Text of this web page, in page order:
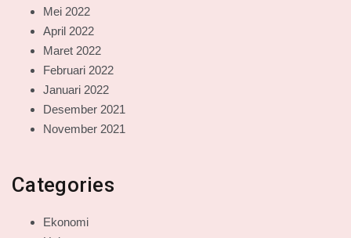
Mei 2022
April 2022
Maret 2022
Februari 2022
Januari 2022
Desember 2021
November 2021
Categories
Ekonomi